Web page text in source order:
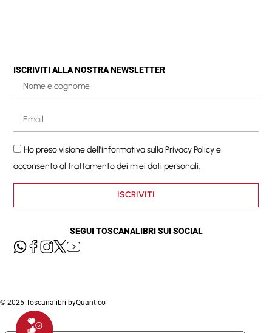
ISCRIVITI ALLA NOSTRA NEWSLETTER
Ho preso visione dell'informativa sullaPrivacy Policye
acconsento al trattamento dei miei dati personali.
ISCRIVITI
SEGUI TOSCANALIBRI SUI SOCIAL
© 2025 Toscanalibri byQuantico